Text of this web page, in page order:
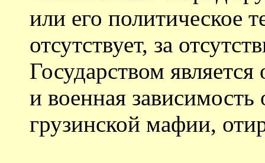
или его политическое
отсутствует, за
Государством
и военная
грузинской мафии,